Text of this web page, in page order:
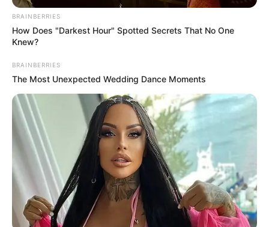
Quel est le but de Jean Delmas ? Pourquoi a-t-il pris en grippe
BRAINBERRIES
How Does "Darkest Hour" Spotted Secrets That No One
Knew?
BRAINBERRIES
The Most Unexpected Wedding Dance Moments